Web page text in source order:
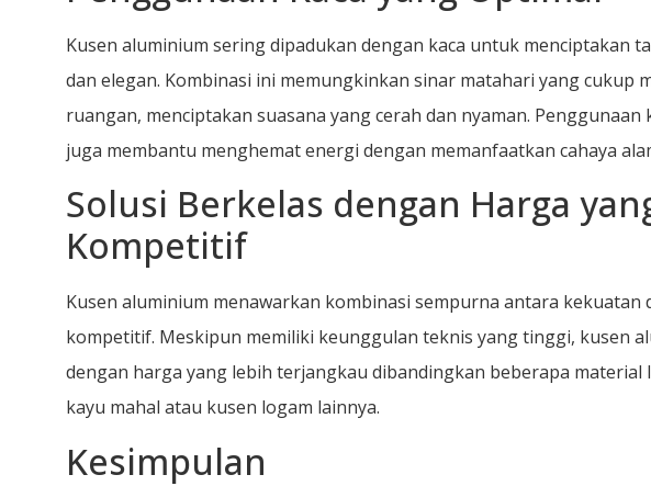
Kusen aluminium sering dipadukan dengan kaca untuk menciptakan
dan elegan. Kombinasi ini memungkinkan sinar matahari yang cukup
ruangan, menciptakan suasana yang cerah dan nyaman. Penggunaan
juga membantu menghemat energi dengan memanfaatkan cahaya
Solusi Berkelas dengan Harga
Kompetitif
Kusen aluminium menawarkan kombinasi sempurna antara kekuatan
kompetitif. Meskipun memiliki keunggulan teknis yang tinggi, kusen
dengan harga yang lebih terjangkau dibandingkan beberapa material
kayu mahal atau kusen logam lainnya.
Kesimpulan